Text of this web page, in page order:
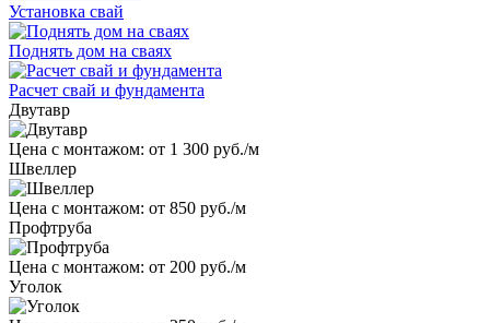
Установка свай
Поднять дом на сваях
Расчет свай и фундамента
Двутавр
Цена с монтажом: от 1 300 руб./м
Швеллер
Цена с монтажом: от 850 руб./м
Профтруба
Цена с монтажом: от 200 руб./м
Уголок